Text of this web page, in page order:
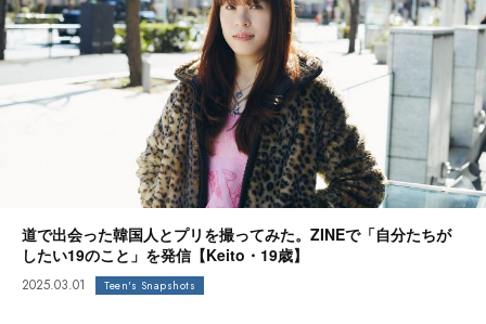
道で出会った韓国人とプリを撮ってみた。ZINEで「自分たちが
したい19のこと」を発信【Keito・19歳】
2025.03.01 Teen's Snapshots